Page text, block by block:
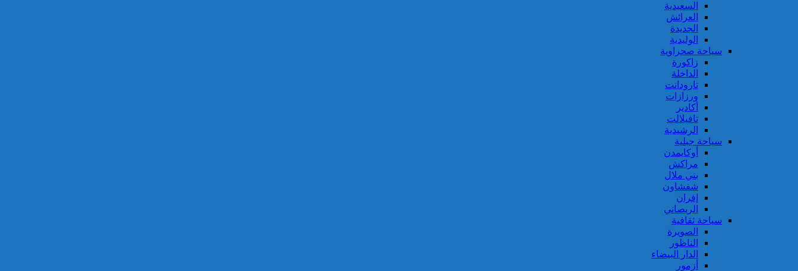
السعيدية
العرائش
الجديدة
الوليدية
سياحة صحراوية
زاكورة
الداخلة
تارودانت
ورزازات
أكادير
تافيلالت
الرشيدية
سياحة جبلية
أوكايمدن
مراكش
بني ملال
شفشاون
إفران
الريصاني
سياحة ثقافية
الصويرة
الناظور
الدار البيضاء
أزمور